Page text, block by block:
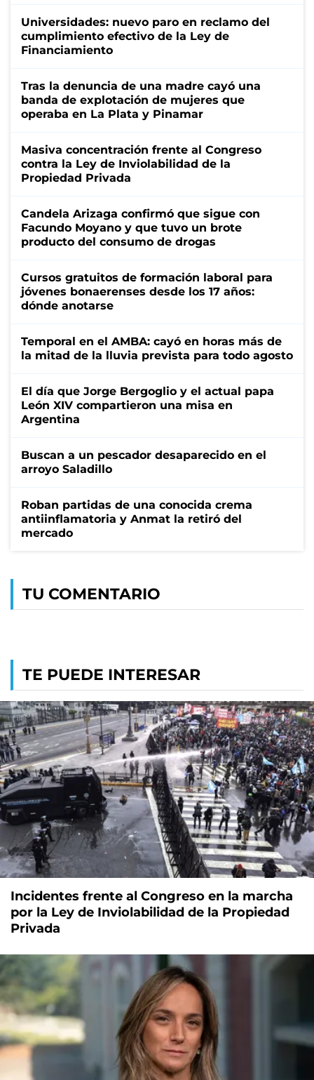
Universidades: nuevo paro en reclamo del
cumplimiento efectivo de la Ley de
Financiamiento
Tras la denuncia de una madre cayó una
banda de explotación de mujeres que
operaba en La Plata y Pinamar
Masiva concentración frente al Congreso
contra la Ley de Inviolabilidad de la
Propiedad Privada
Candela Arizaga confirmó que sigue con
Facundo Moyano y que tuvo un brote
producto del consumo de drogas
Cursos gratuitos de formación laboral para
jóvenes bonaerenses desde los 17 años:
dónde anotarse
Temporal en el AMBA: cayó en horas más de
la mitad de la lluvia prevista para todo agosto
El día que Jorge Bergoglio y el actual papa
León XIV compartieron una misa en
Argentina
Buscan a un pescador desaparecido en el
arroyo Saladillo
Roban partidas de una conocida crema
antiinflamatoria y Anmat la retiró del
mercado
TU COMENTARIO
TE PUEDE INTERESAR
Incidentes frente al Congreso en la marcha
por la Ley de Inviolabilidad de la Propiedad
Privada